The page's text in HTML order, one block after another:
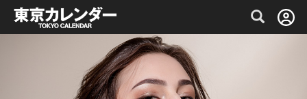
グルメ情報・プレミアムレストラン予約